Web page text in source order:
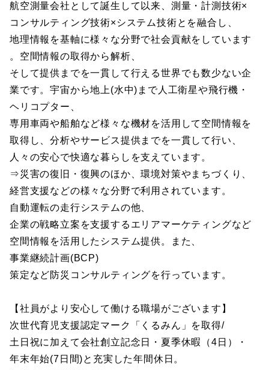
航空測量会社として誕生して以来、測量・計測技術×
コンサルティング技術×システム技術とを融合し、
地理情報を基軸に様々な分野で社会貢献をしています
。空間情報の取得から解析、
そして提供までを一貫して行える世界でも数少ない企
業です。宇宙から地上(水中)まで人工衛星や飛行機・
ヘリコプター、
専用車両や船舶など様々な機材を活用して空間情報を
取得し、分析やサービス提供までを一貫して行い、
人々の安心で快適な暮らしを支えています。
⇒災害の復旧・復興のほか、環境対策やまちづくり、
経営支援などの様々な分野で利用されています。
自動運転の走行システムの他、
企業の戦略立案を支援するエリアマーケティングなど
空間情報を活用したシステム提供。また、
事業継続計画(BCP)
策定など防災コンサルティングを行っています。
【社員がより安心して働ける職場がございます】
次世代育児支援認定マーク「くるみん」を取得/
土日祝に加えて会社創立記念日・夏季休暇（4日）・
年末年始(7日間)と充実した年間休日。